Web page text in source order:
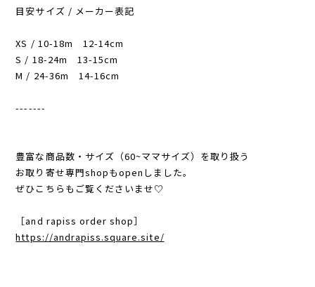
目安サイズ / メーカー表記
XS / 10-18m 12-14cm
S / 18-24m 13-15cm
M / 24-36m 14-16cm
-------
豊富な商品数・サイズ（60~ママサイズ）を取り扱う
お取り寄せ専門shopもopenしました。
ぜひこちらもご覧くださいませ♡
［and rapiss order shop］
https://andrapiss.square.site/